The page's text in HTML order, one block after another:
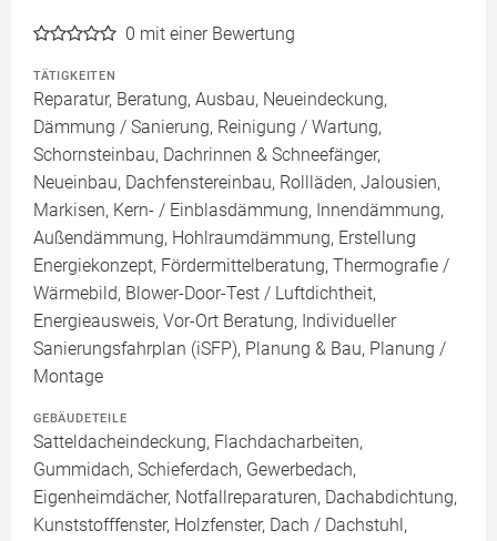
0 mit einer Bewertung
TÄTIGKEITEN
Reparatur, Beratung, Ausbau, Neueindeckung,
Dämmung / Sanierung, Reinigung / Wartung,
Schornsteinbau, Dachrinnen & Schneefänger,
Neueinbau, Dachfenstereinbau, Rollläden, Jalousien,
Markisen, Kern- / Einblasdämmung, Innendämmung,
Außendämmung, Hohlraumdämmung, Erstellung
Energiekonzept, Fördermittelberatung, Thermografie /
Wärmebild, Blower-Door-Test / Luftdichtheit,
Energieausweis, Vor-Ort Beratung, Individueller
Sanierungsfahrplan (iSFP), Planung & Bau, Planung /
Montage
GEBÄUDETEILE
Satteldacheindeckung, Flachdacharbeiten,
Gummidach, Schieferdach, Gewerbedach,
Eigenheimdächer, Notfallreparaturen, Dachabdichtung,
Kunststofffenster, Holzfenster, Dach / Dachstuhl,